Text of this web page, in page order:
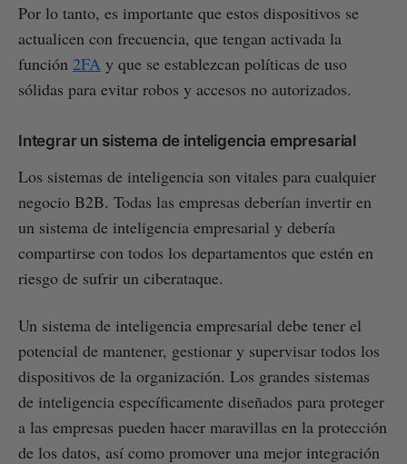
Por lo tanto, es importante que estos dispositivos se
actualicen con frecuencia, que tengan activada la
función 2FA y que se establezcan políticas de uso
sólidas para evitar robos y accesos no autorizados.
Integrar un sistema de inteligencia empresarial
Los sistemas de inteligencia son vitales para cualquier
negocio B2B. Todas las empresas deberían invertir en
un sistema de inteligencia empresarial y debería
compartirse con todos los departamentos que estén en
riesgo de sufrir un ciberataque.
Un sistema de inteligencia empresarial debe tener el
potencial de mantener, gestionar y supervisar todos los
dispositivos de la organización. Los grandes sistemas
de inteligencia específicamente diseñados para proteger
a las empresas pueden hacer maravillas en la protección
de los datos, así como promover una mejor integración